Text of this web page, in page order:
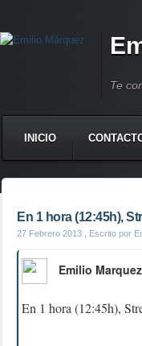
Te
INICIO
En 1 hora (12:45h),
27 Febrero 2013 , Escrito por
En 1 hora (12:45h),
Emilio